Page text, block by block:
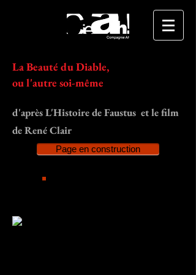
La Beauté du Diable,
ou l'autre soi-même
d'après L'Histoire de Faustus et le film
de René Clair
Page en construction